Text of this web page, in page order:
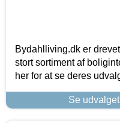
Bydahlliving.dk er
stort sortiment af
her for at se deres
Se